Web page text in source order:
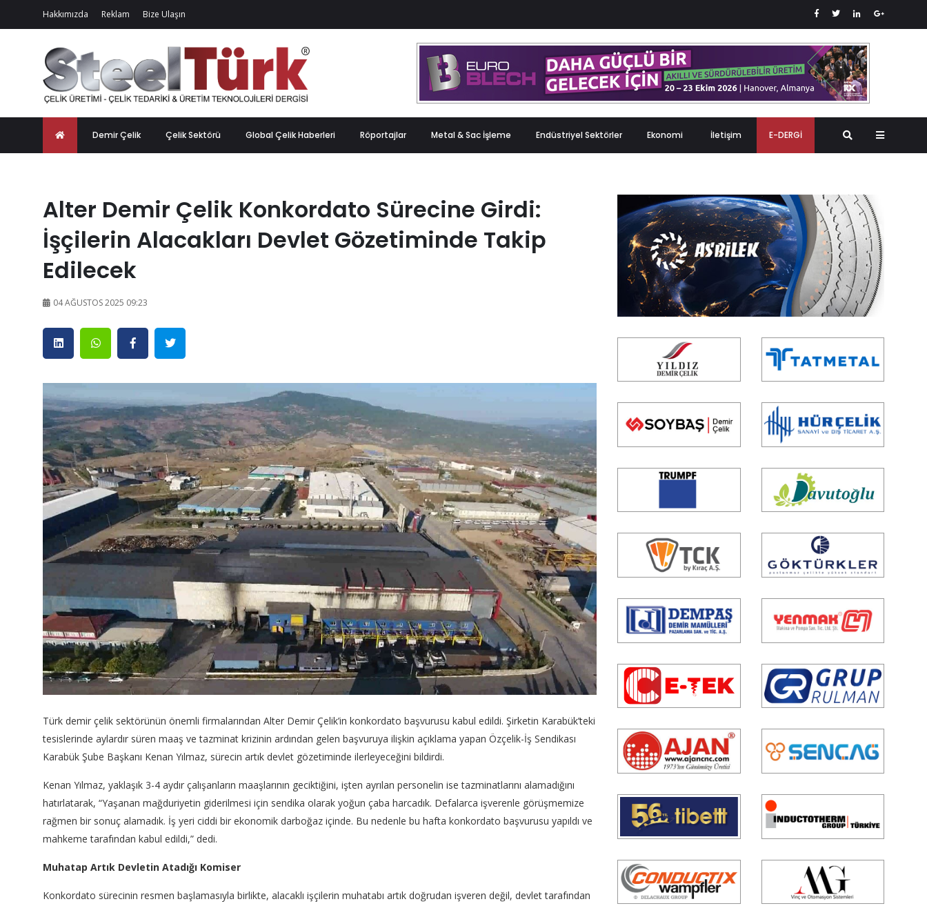
Hakkımızda Reklam Bize Ulaşın
Demir Çelik Çelik Sektörü Global Çelik Haberleri Röportajlar Metal & Sac İşleme Endüstriyel Sektörler Ekonomi İletişim E-DERGİ
Alter Demir Çelik Konkordato Sürecine Girdi:
İşçilerin Alacakları Devlet Gözetiminde Takip
Edilecek
04 AĞUSTOS 2025 09:23
Türk demir çelik sektörünün önemli firmalarından Alter Demir Çelik’in konkordato başvurusu kabul edildi. Şirketin Karabük’teki
tesislerinde aylardır süren maaş ve tazminat krizinin ardından gelen başvuruya ilişkin açıklama yapan Özçelik-İş Sendikası
Karabük Şube Başkanı Kenan Yılmaz, sürecin artık devlet gözetiminde ilerleyeceğini bildirdi.
Kenan Yılmaz, yaklaşık 3-4 aydır çalışanların maaşlarının geciktiğini, işten ayrılan personelin ise tazminatlarını alamadığını
hatırlatarak, “Yaşanan mağduriyetin giderilmesi için sendika olarak yoğun çaba harcadık. Defalarca işverenle görüşmemize
rağmen bir sonuç alamadık. İş yeri ciddi bir ekonomik darboğaz içinde. Bu nedenle bu hafta konkordato başvurusu yapıldı ve
mahkeme tarafından kabul edildi,” dedi.
Muhatap Artık Devletin Atadığı Komiser
Konkordato sürecinin resmen başlamasıyla birlikte, alacaklı işçilerin muhatabı artık doğrudan işveren değil, devlet tarafından